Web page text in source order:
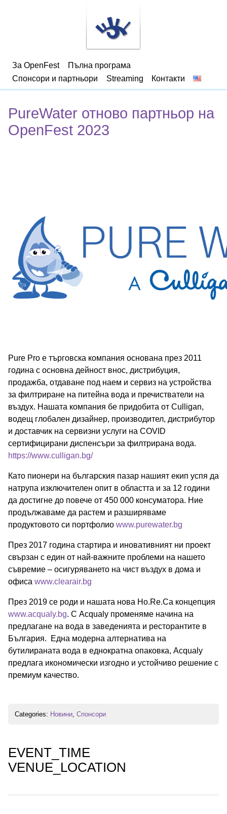
За OpenFest
Пълна програма
Спонсори и партньори
Streaming Контакти
PureWater отново партньор на
OpenFest 2023
Pure Pro е търговска компания основана през 2011
година с основна дейност внос, дистрибуция,
продажба, отдаване под наем и сервиз на устройства
за филтриране на питейна вода и пречистватели на
въздух. Нашата компания бе придобита от Culligan,
водещ глобален дизайнер, производител, дистрибутор
и доставчик на сервизни услуги на COVID
сертифицирани диспенсъри за филтрирана вода.
https://www.culligan.bg/
Като пионери на българския пазар нашият екип успя да
натрупа изключителен опит в областта и за 12 години
да достигне до повече от 450 000 консуматора. Ние
продължаваме да растем и разширяваме
продуктовото си портфолио www.purewater.bg
През 2017 година стартира и иновативният ни проект
свързан с един от най-важните проблеми на нашето
съвремие – осигуряването на чист въздух в дома и
офиса www.clearair.bg
През 2019 се роди и нашата нова Ho.Re.Ca концепция
www.acqualy.bg. С Acqualy променяме начина на
предлагане на вода в заведенията и ресторантите в
България. Една модерна алтернатива на
бутилираната вода в еднократна опаковка, Acqualy
предлага икономически изгодно и устойчиво решение с
премиум качество.
Categories: Новини, Спонсори
EVENT_TIME
VENUE_LOCATION